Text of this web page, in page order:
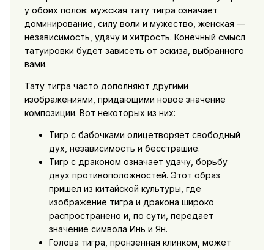
у обоих полов: мужская тату тигра означает
доминирование, силу воли и мужество, женская —
независимость, удачу и хитрость. Конечный смысл
татуировки будет зависеть от эскиза, выбранного
вами.
Тату тигра часто дополняют другими
изображениями, придающими новое значение
композиции. Вот некоторых из них:
Тигр с бабочками олицетворяет свободный
дух, независимость и бесстрашие.
Тигр с драконом означает удачу, борьбу
двух противоположностей. Этот образ
пришел из китайской культуры, где
изображение тигра и дракона широко
распространено и, по сути, передает
значение символа Инь и Ян.
Голова тигра, пронзенная клинком, может